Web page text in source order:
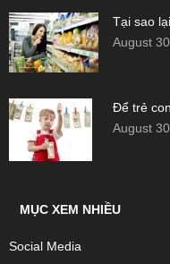
Tại sao
August
Để trẻ
August
MỤC XEM NHIỀU
Social Media